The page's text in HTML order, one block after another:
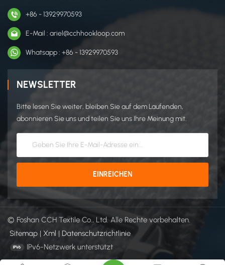
+86 - 13929970593
E-Mail : ariel@cchhookloop.com
Whatsapp : +86 - 13929970593
NEWSLETTER
Bitte lesen Sie weiter, bleiben Sie auf dem Laufenden,
abonnieren Sie uns und teilen Sie uns Ihre Meinung mit.
© Foshan CCH Textile Co., Ltd. Alle Rechte vorbehalten.
Sitemap | Xml | Datenschutzrichtlinie
IPv6-Netzwerk unterstützt